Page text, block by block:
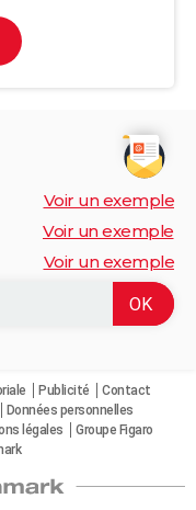
Voir un exemple
Voir un exemple
Voir un exemple
Publicité
Contact
Données personnelles
légales
Groupe Figaro